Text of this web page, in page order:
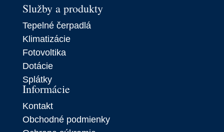
Služby a produkty
Tepelné čerpadlá
Klimatizácie
Fotovoltika
Dotácie
Splátky
Informácie
Kontakt
Obchodné podmienky